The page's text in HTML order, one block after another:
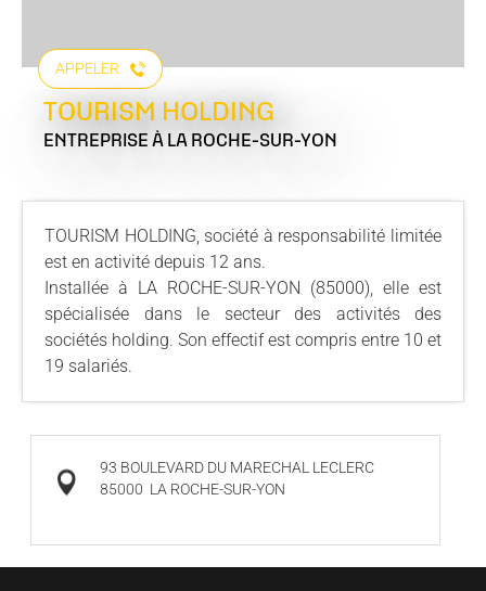
APPELER
TOURISM HOLDING
ENTREPRISE À LA ROCHE-SUR-YON
TOURISM HOLDING, société à responsabilité limitée
est en activité depuis 12 ans.
Installée à LA ROCHE-SUR-YON (85000), elle est
spécialisée dans le secteur des activités des
sociétés holding. Son effectif est compris entre 10 et
19 salariés.
93 BOULEVARD DU MARECHAL LECLERC
85000 LA ROCHE-SUR-YON